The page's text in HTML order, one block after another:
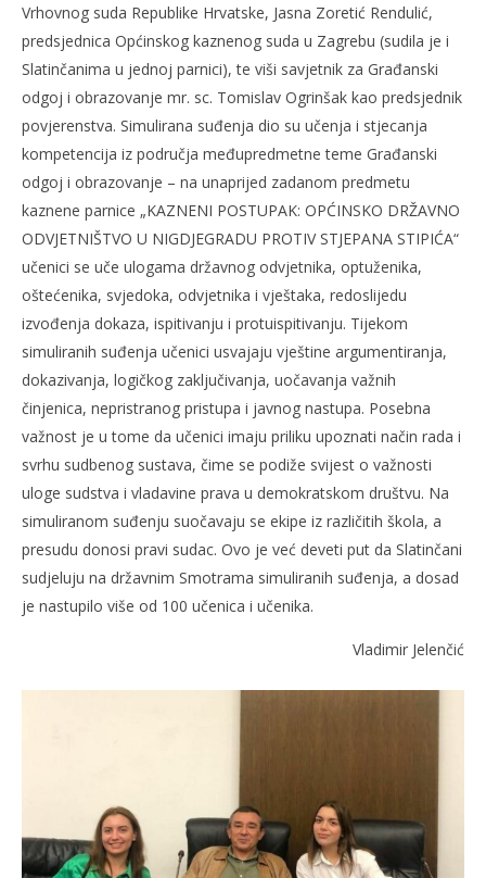
Vrhovnog suda Republike Hrvatske, Jasna Zoretić Rendulić,
predsjednica Općinskog kaznenog suda u Zagrebu (sudila je i
Slatinčanima u jednoj parnici), te viši savjetnik za Građanski
odgoj i obrazovanje mr. sc. Tomislav Ogrinšak kao predsjednik
povjerenstva. Simulirana suđenja dio su učenja i stjecanja
kompetencija iz područja međupredmetne teme Građanski
odgoj i obrazovanje – na unaprijed zadanom predmetu
kaznene parnice „KAZNENI POSTUPAK: OPĆINSKO DRŽAVNO
ODVJETNIŠTVO U NIGDJEGRADU PROTIV STJEPANA STIPIĆA“
učenici se uče ulogama državnog odvjetnika, optuženika,
oštećenika, svjedoka, odvjetnika i vještaka, redoslijedu
izvođenja dokaza, ispitivanju i protuispitivanju. Tijekom
simuliranih suđenja učenici usvajaju vještine argumentiranja,
dokazivanja, logičkog zaključivanja, uočavanja važnih
činjenica, nepristranog pristupa i javnog nastupa. Posebna
važnost je u tome da učenici imaju priliku upoznati način rada i
svrhu sudbenog sustava, čime se podiže svijest o važnosti
uloge sudstva i vladavine prava u demokratskom društvu. Na
simuliranom suđenju suočavaju se ekipe iz različitih škola, a
presudu donosi pravi sudac. Ovo je već deveti put da Slatinčani
sudjeluju na državnim Smotrama simuliranih suđenja, a dosad
je nastupilo više od 100 učenica i učenika.
Vladimir Jelenčić